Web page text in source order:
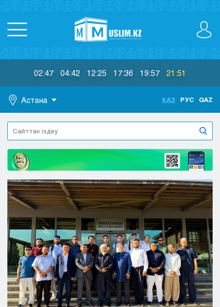
02:47 04:42 12:25 17:36 19:57 21:51
Астана
Астана
Алматы
Актобе
Атырау
Жезказган
Караганда
Кокшетау
Костанай
Кызылорда
Павлодар
Петропавловск
Семей
Талдыкорган
Тараз
Туркестан
ҚАЗ РУС QAZ